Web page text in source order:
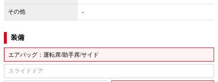
その他 -
装備
エアバッグ：運転席/助手席/サイド
スライドドア